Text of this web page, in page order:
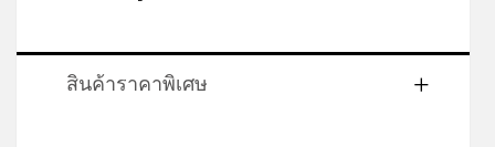
สินค้าราคาพิเศษ